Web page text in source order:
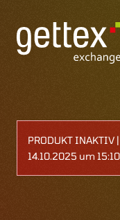
PRODUKT
14.10.2025 um 15:10